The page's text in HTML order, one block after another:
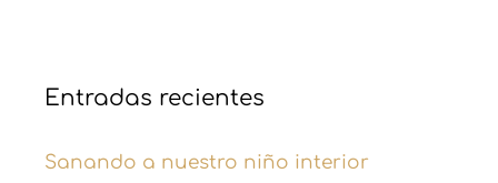
Entradas recientes
Sanando a nuestro niño interior